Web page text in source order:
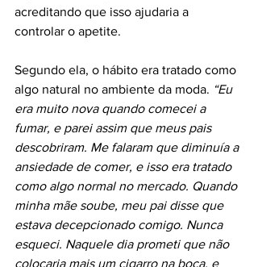
acreditando que isso ajudaria a
controlar o apetite.
Segundo ela, o hábito era tratado como
algo natural no ambiente da moda. “Eu
era muito nova quando comecei a
fumar, e parei assim que meus pais
descobriram. Me falaram que diminuía a
ansiedade de comer, e isso era tratado
como algo normal no mercado. Quando
minha mãe soube, meu pai disse que
estava decepcionado comigo. Nunca
esqueci. Naquele dia prometi que não
colocaria mais um cigarro na boca, e